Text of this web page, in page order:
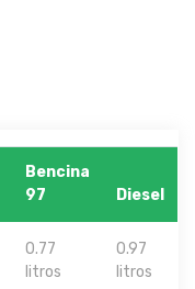
Bencina
97
Diesel
0.77
litros
0.97
litros